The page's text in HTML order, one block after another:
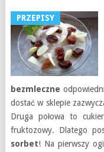
PRZEPISY
bezmleczne
dostać w sklepie
Druga połowa to
fruktozowy. Dlatego
sorbet! Na pierwszy